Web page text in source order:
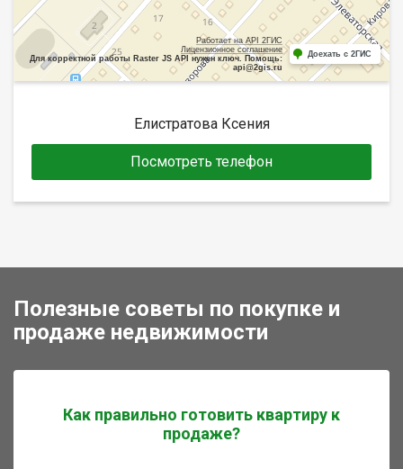
Работает на API 2ГИС
Лицензионное соглашение
Для корректной работы Raster JS API нужен ключ. Помощь:
api@2gis.ru
Доехать с 2ГИС
Елистратова Ксения
Посмотреть телефон
Полезные советы по покупке и
продаже недвижимости
Как правильно готовить квартиру к
продаже?